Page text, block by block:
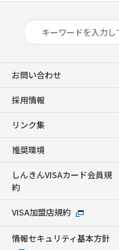
お問い合わせ
採用情報
リンク集
推奨環境
しんきんVISAカード会員規
約
VISA加盟店規約
情報セキュリティ基本方針